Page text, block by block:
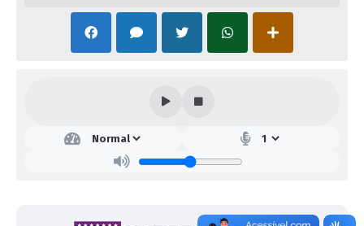
Observações:
Abertura dos envelopes enviados por fornecedores da
e execução de soluções de marketing/comunicação
briefings encaminhados pela contratante às agências
2004 Comunicação e LF Mercado/AB, visando dos
serviços de comunicação digital, dentro dos Contratos